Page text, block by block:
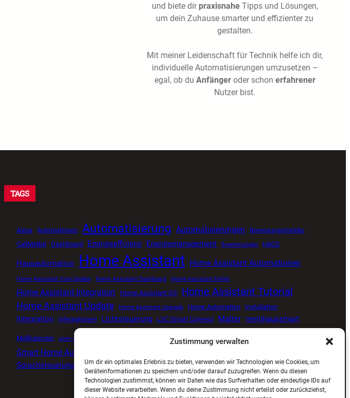
Zustimmung verwalten
Um dir ein optimales Erlebnis zu bieten, verwenden wir Technologien wie Cookies, um
Geräteinformationen zu speichern und/oder darauf zuzugreifen. Wenn du diesen
Technologien zustimmst, können wir Daten wie das Surfverhalten oder eindeutige IDs auf
dieser Website verarbeiten. Wenn du deine Zustimmung nicht erteilst oder zurückziehst,
und biete dir praxisnaheTipps und Lösungen,
um dein Zuhause smarter und effizienter zu
gestalten.
Mit meiner Leidenschaft für Technik helfe ich dir,
individuelle Automatisierungen umzusetzen –
egal, ob du Anfängeroder schon erfahrener
Nutzer bist.
TAGS
Alexa Automationen Automatisierung Automatisierungen
Bewegungsmelder
CallMeBot
Dashboard Energieeffizienz Energiemanagement Erweiterungen HACS
Hausautomation Home Assistant Home Assistant Automationen
Home Assistant Core Update Home Assistant Dashboard Home Assistant Fehler
Home Assistant Integration Home Assistant OS Home Assistant Tutorial
Home Assistant Update Home Assistant Upgrade Home Automation Installation
Integration Integrationen Lichtsteuerung LSC Smart Connect Matter meinhaussmart
Müllkalender open source smart home Senvolon Präsenzmelder Smart Home
Smart Home Automatisierung
Sprachsteuerung
Timer Tuya ViCare Viessmann Wetterdaten Zigbee